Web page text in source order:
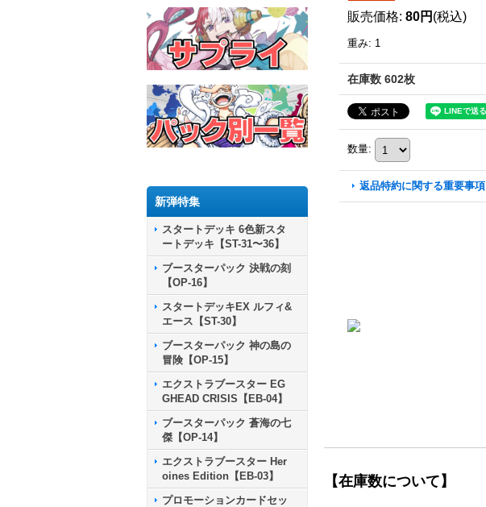
新弾特集
スタートデッキ 6色新スタ
ートデッキ【ST-31〜36】
ブースターパック 決戦の刻
【OP-16】
スタートデッキEX ルフィ&
エース【ST-30】
ブースターパック 神の島の
冒険【OP-15】
エクストラブースター EG
GHEAD CRISIS【EB-04】
ブースターパック 蒼海の七
傑【OP-14】
エクストラブースター Her
oines Edition【EB-03】
プロモーションカードセッ
販売価格: 80円 (税込)
重み: 1
在庫数 602枚
数量:
返品特約に関する重要事項
【在庫数について】